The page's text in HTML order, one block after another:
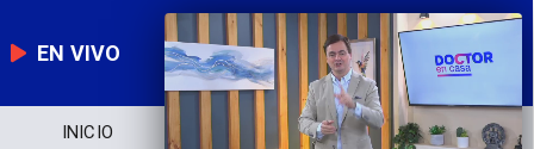
EN VIVO
INICIO NOTICIERO POLÍTICA